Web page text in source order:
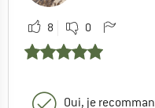
Oui. Le lavage en
au sèche-linge.
8 0
Oui, je